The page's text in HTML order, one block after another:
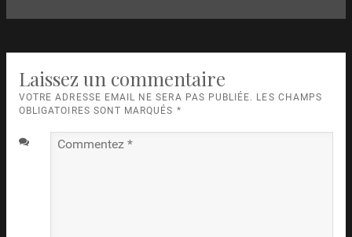
Laissez un commentaire
VOTRE ADRESSE EMAIL NE SERA PAS PUBLIÉE. LES CHAMPS
OBLIGATOIRES SONT MARQUÉS *
Commentez